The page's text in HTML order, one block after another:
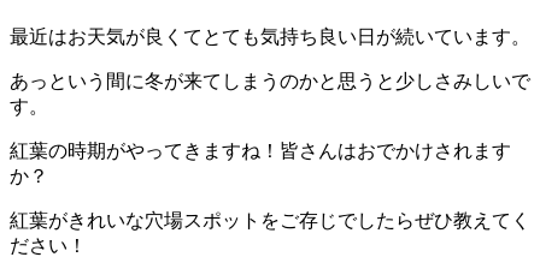
最近はお天気が良くてとても気持ち良い日が続いています。
あっという間に冬が来てしまうのかと思うと少しさみしいで
す。
紅葉の時期がやってきますね！皆さんはおでかけされます
か？
紅葉がきれいな穴場スポットをご存じでしたらぜひ教えてく
ださい！